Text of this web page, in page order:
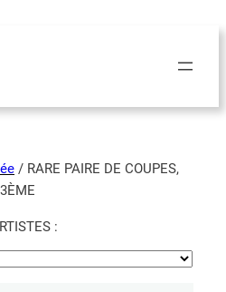
/ RARE PAIRE DE COUPES,
: